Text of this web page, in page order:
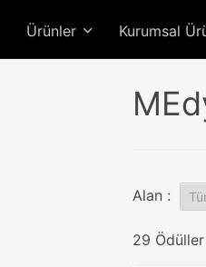
Ürünler Kurumsal
Alan :
29 Ödüller